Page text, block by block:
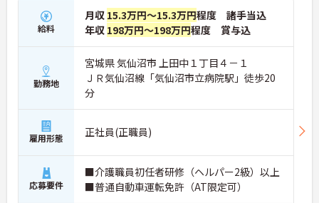
給料
月収 15.3万円～15.3万円程度 諸手当込
年収 198万円～198万円程度 賞与込
勤務地
宮城県 気仙沼市 上田中１丁目４－１
ＪＲ気仙沼線「気仙沼市立病院駅」徒歩20
分
雇用形態 正社員(正職員)
応募要件
■介護職員初任者研修（ヘルパー2級）以上
■普通自動車運転免許（AT限定可）